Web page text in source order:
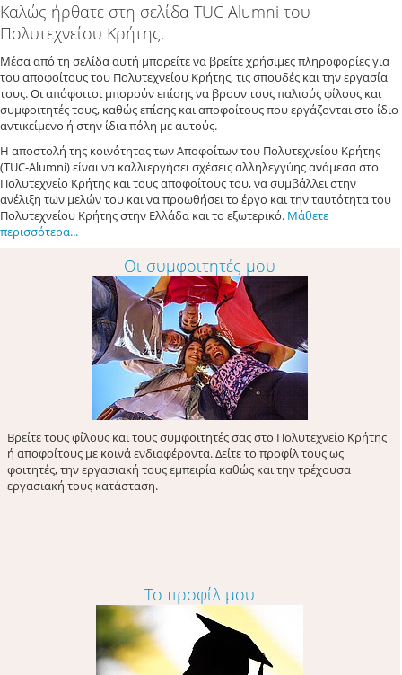
Καλώς ήρθατε στη σελίδα TUC Alumni του
Πολυτεχνείου Κρήτης.
Μέσα από τη σελίδα αυτή μπορείτε να βρείτε χρήσιμες πληροφορίες για
του αποφοίτους του Πολυτεχνείου Κρήτης, τις σπουδές και την εργασία
τους. Οι απόφοιτοι μπορούν επίσης να βρουν τους παλιούς φίλους και
συμφοιτητές τους, καθώς επίσης και αποφοίτους που εργάζονται στο ίδιο
αντικείμενο ή στην ίδια πόλη με αυτούς.
Η αποστολή της κοινότητας των Αποφοίτων του Πολυτεχνείου Κρήτης
(TUC-Alumni) είναι να καλλιεργήσει σχέσεις αλληλεγγύης ανάμεσα στο
Πολυτεχνείο Κρήτης και τους αποφοίτους του, να συμβάλλει στην
ανέλιξη των μελών του και να προωθήσει το έργο και την ταυτότητα του
Πολυτεχνείου Κρήτης στην Ελλάδα και το εξωτερικό. Μάθετε
περισσότερα...
Οι συμφοιτητές μου
Βρείτε τους φίλους και τους συμφοιτητές σας στο Πολυτεχνείο Κρήτης
ή αποφοίτους με κοινά ενδιαφέροντα. Δείτε το προφίλ τους ως
φοιτητές, την εργασιακή τους εμπειρία καθώς και την τρέχουσα
εργασιακή τους κατάσταση.
Το προφίλ μου